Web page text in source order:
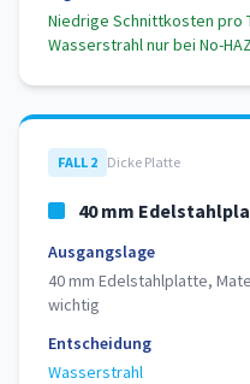
Niedrige Schnittkosten pro
Wasserstrahl nur bei No-
FALL 2 Dicke Platte
40 mm
Ausgangslage
40 mm Edelstahlplatte,
wichtig
Entscheidung
Wasserstrahl